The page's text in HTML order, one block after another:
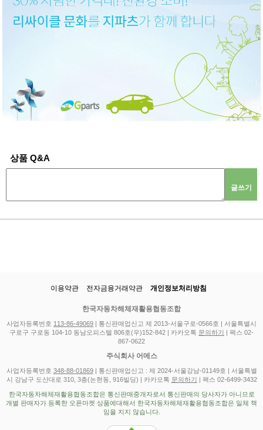
상품 Q&A
글쓰기
이용약관 전자금융거래약관 개인정보처리방침
한국자동차해체재활용협동조합
사업자등록번호 113-86-49069 | 통신판매업신고 제 2013-서울구로-0566호 | 서울특별시
구로구 구로동 104-10 동남오피스텔 806호(우)152-842 | 카카오톡 문의하기 | 팩스 02-
867-0622
주식회사 어메스
사업자등록번호 348-88-01869| 통신판매업신고 : 제 2024-서울강남-01149호 | 서울특별
시 강남구 도산대로 310, 3층(논현동, 916빌딩) | 카카오톡 문의하기 | 팩스 02-6499-3432
한국자동차해체재활용협동조합은 통신판매중개자로서 통신판매의 당사자가 아니므로
개별 판매자가 등록한 오픈마켓 상품에대해서 한국자동차해체재활용협동조합은 일체 책
임을 지지 않습니다.